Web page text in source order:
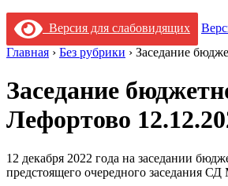
Версия для слабовидящих
Главная › Без рубрики › Заседание
Заседание
Лефортово
12 декабря 2022 года на заседании
предстоящего очередного заседания